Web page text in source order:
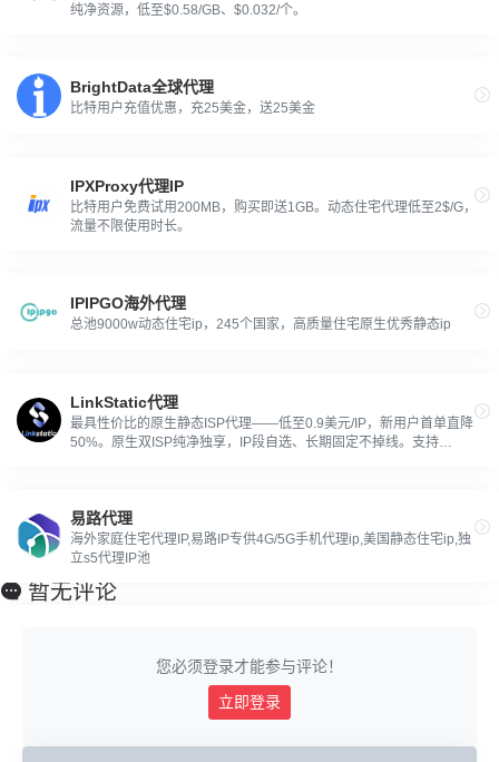
纯净资源，低至$0.58/GB、$0.032/个。
BrightData全球代理
比特用户充值优惠，充25美金，送25美金
IPXProxy代理IP
比特用户免费试用200MB，购买即送1GB。动态住宅代理低至2$/G，
流量不限使用时长。
IPIPGO海外代理
总池9000w动态住宅ip，245个国家，高质量住宅原生优秀静态ip
LinkStatic代理
最具性价比的原生静态ISP代理——低至0.9美元/IP，新用户首单直降
50%。原生双ISP纯净独享，IP段自选、长期固定不掉线。支持
易路代理
海外家庭住宅代理IP,易路IP专供4G/5G手机代理ip,美国静态住宅ip,独
立s5代理IP池
暂无评论
您必须登录才能参与评论！
立即登录